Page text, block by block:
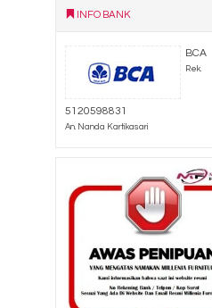
INFO BANK
BCA
Rek.
5120598831
An. Nanda Kartikasari